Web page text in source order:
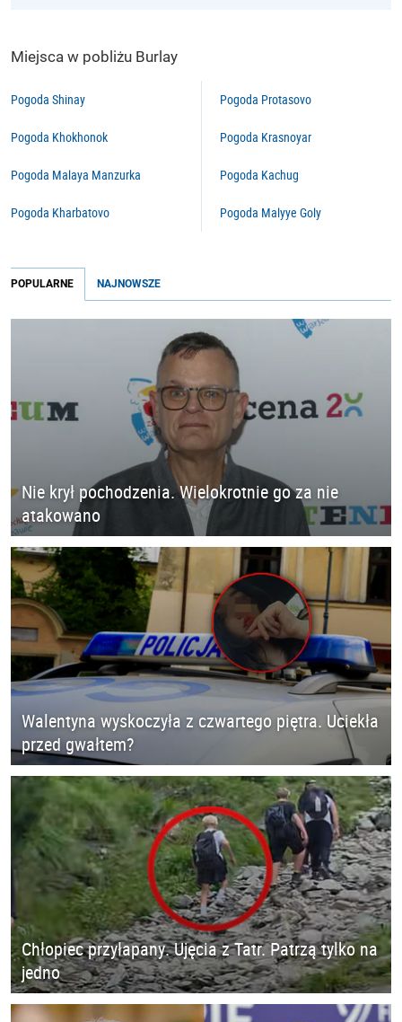
Miejsca w pobliżu Burlay
Pogoda Shinay
Pogoda Khokhonok
Pogoda Malaya Manzurka
Pogoda Kharbatovo
Pogoda Protasovo
Pogoda Krasnoyar
Pogoda Kachug
Pogoda Malyye Goly
POPULARNE NAJNOWSZE
Nie krył pochodzenia. Wielokrotnie go za nie
atakowano
Walentyna wyskoczyła z czwartego piętra. Uciekła
przed gwałtem?
Chłopiec przyłapany. Ujęcia z Tatr. Patrzą tylko na
jedno